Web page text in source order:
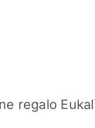
regalo